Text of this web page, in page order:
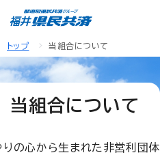
トップ 当組合について
当組合について
の心から生まれた非営利団